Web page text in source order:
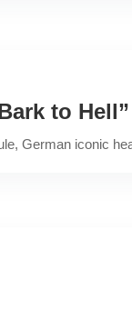
to Hell”
German iconic